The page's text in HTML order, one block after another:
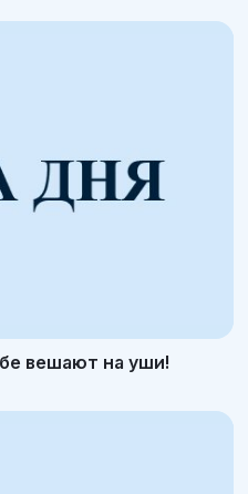
вешают на уши!